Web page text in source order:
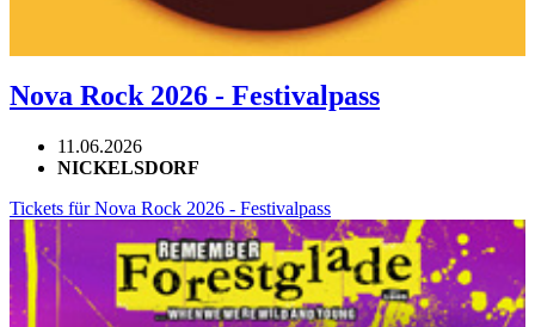
Nova Rock 2026 - Festivalpass
11.06.2026
NICKELSDORF
Tickets für Nova Rock 2026 - Festivalpass